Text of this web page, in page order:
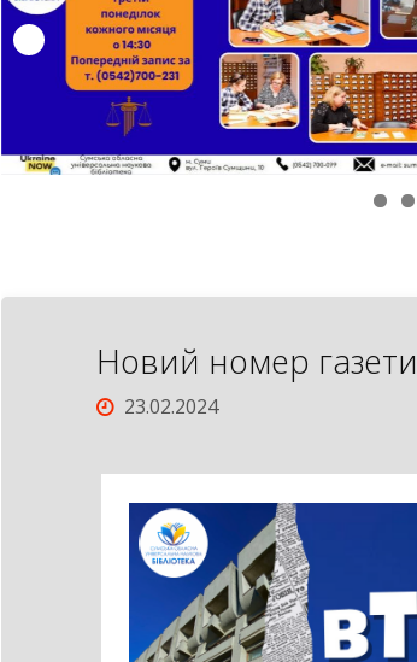
Новий номер
23.02.2024